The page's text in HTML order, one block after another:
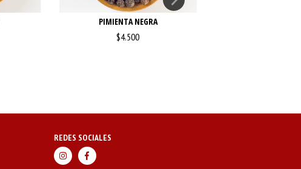
PIMIENTA NEGRA
$4.500
REDES SOCIALES